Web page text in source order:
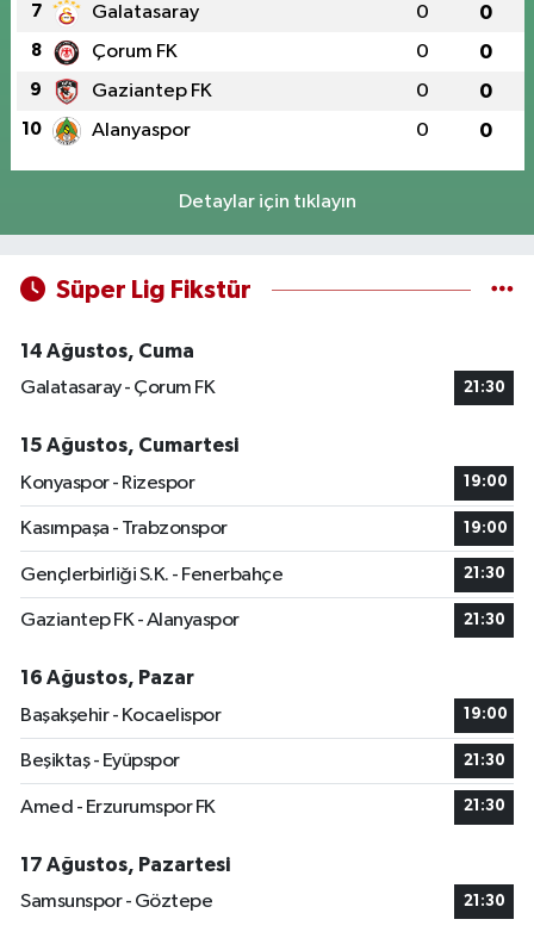
7 Galatasaray 0 0
8 Çorum FK 0 0
9 Gaziantep FK 0 0
10 Alanyaspor 0 0
Detaylar için tıklayın
Süper Lig Fikstür
14 Ağustos, Cuma
Galatasaray - Çorum FK
21:30
15 Ağustos, Cumartesi
Konyaspor - Rizespor
19:00
Kasımpaşa - Trabzonspor 19:00
Gençlerbirliği S.K. - Fenerbahçe 21:30
Gaziantep FK - Alanyaspor 21:30
16 Ağustos, Pazar
Başakşehir - Kocaelispor
19:00
Beşiktaş - Eyüpspor 21:30
Amed - Erzurumspor FK 21:30
17 Ağustos, Pazartesi
Samsunspor - Göztepe
21:30